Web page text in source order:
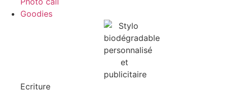
Goodies
Ecriture